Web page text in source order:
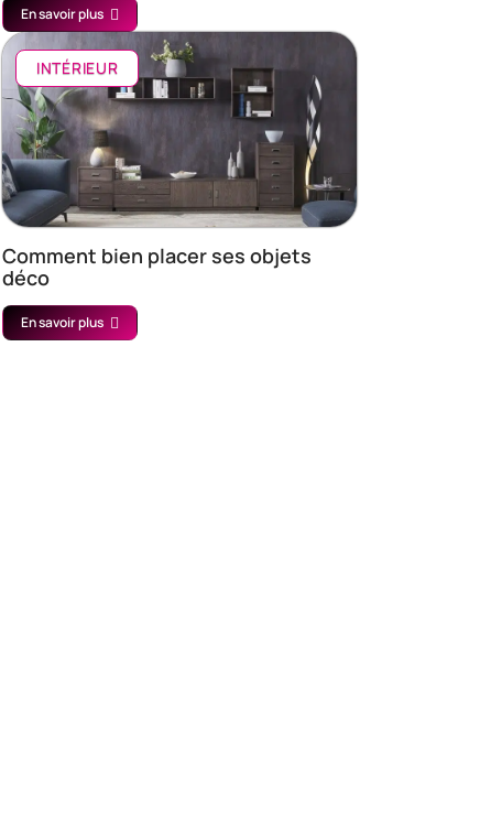
En savoir plus
INTÉRIEUR
Comment bien placer ses objets
déco
En savoir plus